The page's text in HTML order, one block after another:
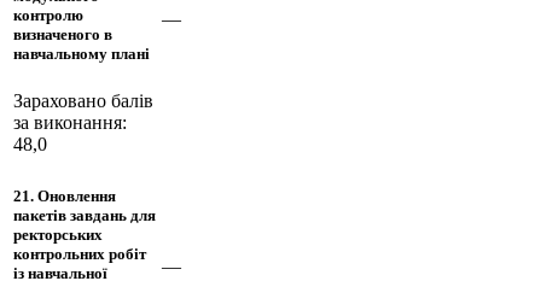
контролю
визначеного в
навчальному плані
Зараховано балів
за виконання:
48,0
—
21. Оновлення
пакетів завдань для
ректорських
контрольних робіт
із навчальної
—